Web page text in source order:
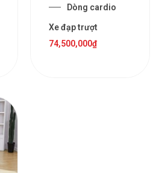
Dòng cardio
Xe đạp trượt
74,500,000₫